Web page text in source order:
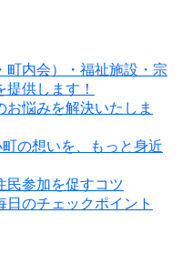
町内会）・福祉施設・宗
供します！
お悩みを解決いたしま
町の想いを、もっと身近
民参加を促すコツ
のチェックポイント